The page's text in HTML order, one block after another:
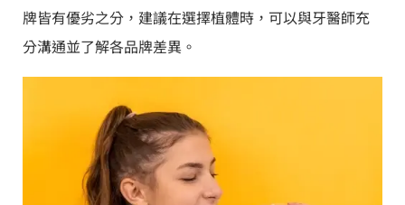
牌皆有優劣之分，建議在選擇植體時，可以與牙醫師充
分溝通並了解各品牌差異。